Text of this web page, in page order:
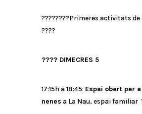
????????Primeres activitats de
????
???? DIMECRES 5
17:15h a 18:45: Espai obert per
nenes a La Nau, espai familiar